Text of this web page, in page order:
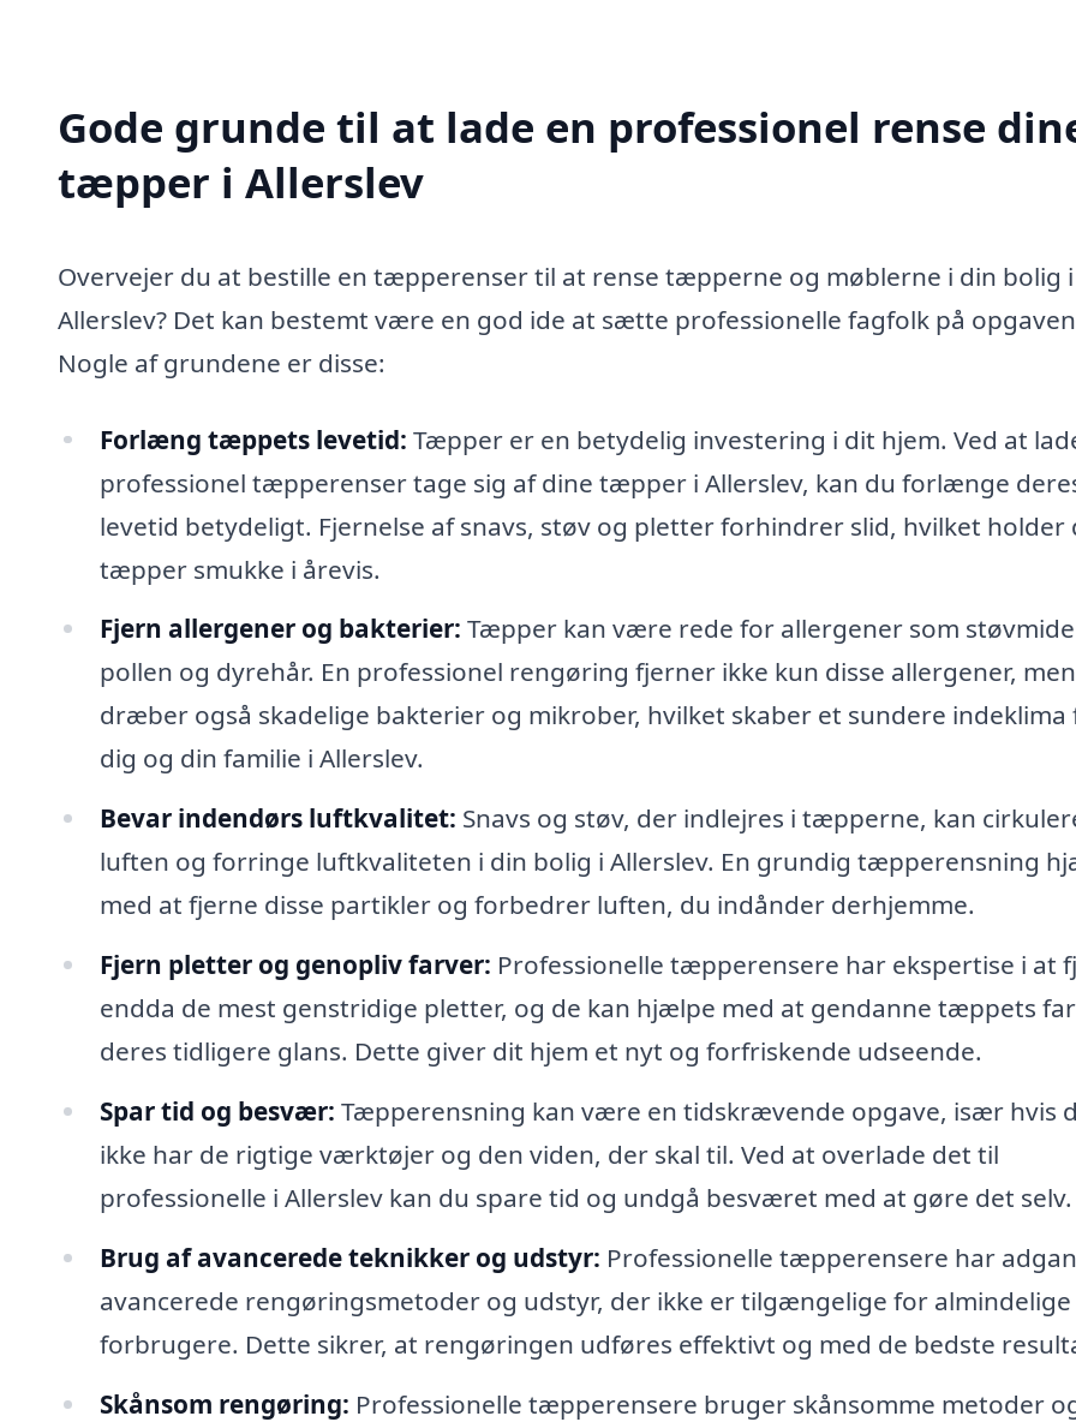
Gode grunde til at lade en professionel rense
tæpper i Allerslev
Overvejer du at bestille en tæpperenser til at rense tæpperne og møblerne i din bolig i
Allerslev? Det kan bestemt være en god ide at sætte professionelle fagfolk på
Nogle af grundene er disse:
Forlæng tæppets levetid: Tæpper er en betydelig investering i dit hjem. Ved at
professionel tæpperenser tage sig af dine tæpper i Allerslev, kan du forlænge
levetid betydeligt. Fjernelse af snavs, støv og pletter forhindrer slid, hvilket holder
tæpper smukke i årevis.
Fjern allergener og bakterier: Tæpper kan være rede for allergener som
pollen og dyrehår. En professionel rengøring fjerner ikke kun disse allergener, men
dræber også skadelige bakterier og mikrober, hvilket skaber et sundere indeklima
dig og din familie i Allerslev.
Bevar indendørs luftkvalitet: Snavs og støv, der indlejres i tæpperne, kan
luften og forringe luftkvaliteten i din bolig i Allerslev. En grundig tæpperensning
med at fjerne disse partikler og forbedrer luften, du indånder derhjemme.
Fjern pletter og genopliv farver: Professionelle tæpperensere har ekspertise i at
endda de mest genstridige pletter, og de kan hjælpe med at gendanne tæppets
deres tidligere glans. Dette giver dit hjem et nyt og forfriskende udseende.
Spar tid og besvær: Tæpperensning kan være en tidskrævende opgave, især hvis
ikke har de rigtige værktøjer og den viden, der skal til. Ved at overlade det til
professionelle i Allerslev kan du spare tid og undgå besværet med at gøre det selv.
Brug af avancerede teknikker og udstyr: Professionelle tæpperensere har
avancerede rengøringsmetoder og udstyr, der ikke er tilgængelige for almindelige
forbrugere. Dette sikrer, at rengøringen udføres effektivt og med de bedste
Skånsom rengøring: Professionelle tæpperensere bruger skånsomme metoder